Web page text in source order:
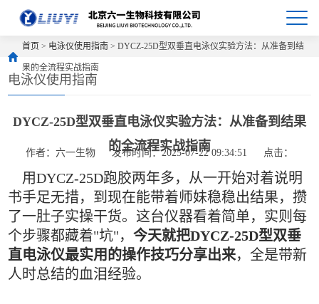
首页 > 电泳仪使用指南 > DYCZ-25D型双垂直电泳仪实验方法：从准备到结
果的全流程实战指南
电泳仪使用指南
DYCZ-25D型双垂直电泳仪实验方法：从准备到结果
的全流程实战指南
作者：六一生物 发布时间：2025-07-22 09:34:51 点击：
用DYCZ-25D跑胶两年多，从一开始对着说明
书手足无措，到现在能带着师妹稳稳出结果，攒
了一肚子实操干货。这台仪器看着简单，实则每
个步骤都藏着"坑"，今天就把DYCZ-25D型双垂
直电泳仪最实用的操作技巧分享出来，全是带新
人时总结的血泪经验。